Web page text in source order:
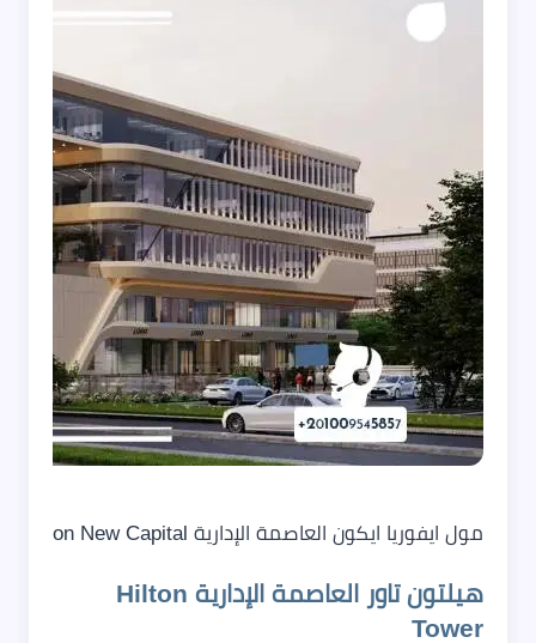
مول ايفوريا ايكون العاصمة الإدارية Mall Euphoria Icon New Capital
هيلتون تاور العاصمة الإدارية Hilton
Tower